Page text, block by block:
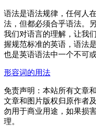
语法是语法规律，任何人
法，但都必须合乎语法。
我们对语言的理解，让我
握规范标准的英语，语法
也是英语语法中一个不可
形容词的用法
免责声明：本站所有文章
文章和图片版权归原作者
勿用于商业用途，如果损
理。